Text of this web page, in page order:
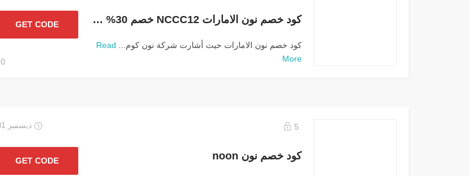
كود خصم نون الامارات NCCC12 خصم 30% فعال
كود خصم نون الامارات حيث أشارت شركة نون كوم... Read
More
GET CODE
0
5
كود خصم نون noon
ديسمبر 31, 2026
GET CODE